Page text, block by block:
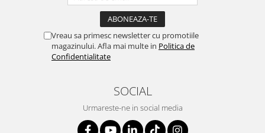
Vreau sa primesc newsletter cu promotiile
magazinului. Afla mai multe in Politica de
Confidentialitate
SOCIAL
Urmareste-ne in social media